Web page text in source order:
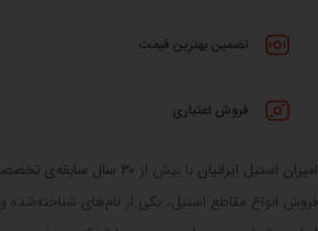
تضمین بهترین قیمت
فروش اعتباری
امیران استیل ایرانیان با بیش از ۳۰ سال سابقه‌ی تخصصی
فروش انواع مقاطع استیل، یکی از نام‌های شناخته‌شده و